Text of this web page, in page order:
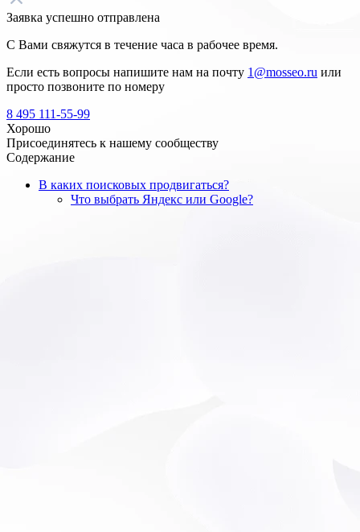
Заявка успешно отправлена
С Вами свяжутся в течение часа в рабочее время.
Если есть вопросы напишите нам на почту 1@mosseo.ru или
просто позвоните по номеру
8 495 111-55-99
Хорошо
Присоединятесь к нашему сообществу
Содержание
В каких поисковых продвигаться?
Что выбрать Яндекс или Google?